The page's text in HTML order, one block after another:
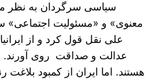
سیاسی سرگردان به نظر
معنوی» و «مسئولیت
علی نقل قول کرد و از
عدالت و صداقت روی آورند.
هستند. اما ایران از کمبود بلاغت